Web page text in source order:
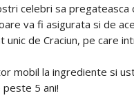
celebri sa pregateasca
va fi asigurata si de
de Craciun, pe care
mobil la ingrediente si
peste 5 ani!